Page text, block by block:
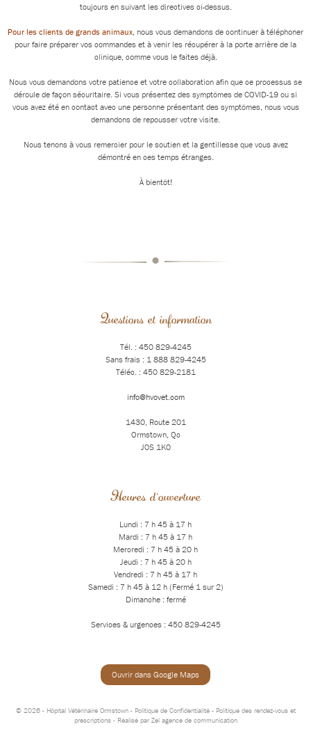
toujours en suivant les directives ci-dessus.
Pour les clients de grands animaux , nous vous demandons de continuer à téléphoner
pour faire préparer vos commandes et à venir les récupérer à la porte arrière de la
clinique, comme vous le faites déjà.
Nous vous demandons votre patience et votre collaboration afin que ce processus se
déroule de façon sécuritaire. Si vous présentez des symptômes de COVID-19 ou si
vous avez été en contact avec une personne présentant des symptômes, nous vous
demandons de repousser votre visite.
Nous tenons à vous remercier pour le soutien et la gentillesse que vous avez
démontré en ces temps étranges.
À bientôt!
•
Questions et information
Tél. : 450 829-4245
Sans frais : 1 888 829-4245
Téléc. : 450 829-2181
info@hvovet.com
1430, Route 201
Ormstown, Qc
J0S 1K0
Heures d'ouverture
Lundi : 7 h 45 à 17 h
Mardi : 7 h 45 à 17 h
Mercredi : 7 h 45 à 20 h
Jeudi : 7 h 45 à 20 h
Vendredi : 7 h 45 à 17 h
Samedi : 7 h 45 à 12 h (Fermé 1 sur 2)
Dimanche : fermé
Services & urgences : 450 829-4245
Ouvrir dans Google Maps
© 2026 - Hôpital Vétérinaire Ormstown - Politique de Confidentialité- Politique des rendez-vous et
prescriptions- Réalisé par Zel agence de communication